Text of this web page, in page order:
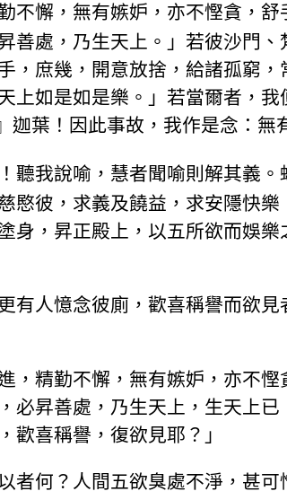
不懈，無有嫉妒，亦不慳貪，舒
善處，乃生天上。」若彼沙門
，庶幾，開意放捨，給諸孤窮
上如是如是樂。」若當爾者，
迦葉！因此事故，我作是念：無
聽我說喻，慧者聞喻則解其義。
愍彼，求義及饒益，求安隱快
身，昇正殿上，以五所欲而娛
有人憶念彼廁，歡喜稱譽而欲
，精勤不懈，無有嫉妒，亦不
必昇善處，乃生天上，生天上
歡喜稱譽，復欲見耶？」
者何？人間五欲臭處不淨，甚可